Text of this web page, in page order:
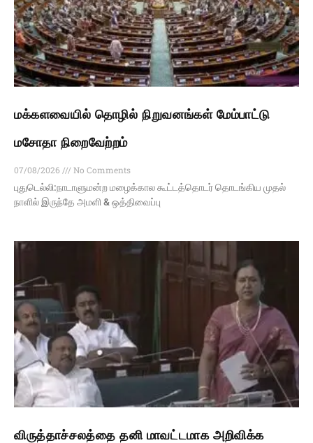
மக்களவையில் தொழில் நிறுவனங்கள் மேம்பாட்டு
மசோதா நிறைவேற்றம்
07/08/2026
No Comments
புதுடெல்லி:நாடாளுமன்ற மழைக்கால கூட்டத்தொடர் தொடங்கிய முதல்
நாளில் இருந்தே அமளி & ஒத்திவைப்பு
விருத்தாச்சலத்தை தனி மாவட்டமாக அறிவிக்க